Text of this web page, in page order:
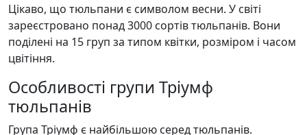
Цікаво, що тюльпани є символом весни. У світі
зареєстровано понад 3000 сортів тюльпанів. Вони
поділені на 15 груп за типом квітки, розміром і часом
цвітіння.
Особливості групи Тріумф
тюльпанів
Група Тріумф є найбільшою серед тюльпанів.